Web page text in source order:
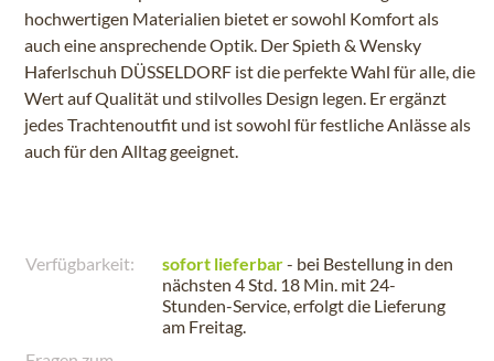
hochwertigen Materialien bietet er sowohl Komfort als
auch eine ansprechende Optik. Der Spieth & Wensky
Haferlschuh DÜSSELDORF ist die perfekte Wahl für alle, die
Wert auf Qualität und stilvolles Design legen. Er ergänzt
jedes Trachtenoutfit und ist sowohl für festliche Anlässe als
auch für den Alltag geeignet.
Verfügbarkeit: sofort lieferbar- bei Bestellung in den
nächsten 4 Std. 18 Min. mit 24-
Stunden-Service, erfolgt die Lieferung
am Freitag.